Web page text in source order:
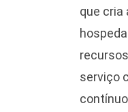
que cria
serviço